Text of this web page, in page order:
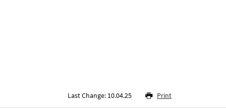
Last Change: 10.04.25 Print